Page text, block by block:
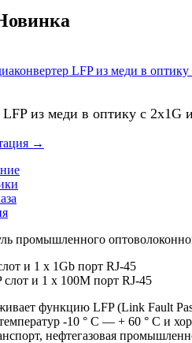
LFP из меди в оптику с
→
промышленного
и 1 x 1Gb порт RJ-45
слот и 1 x 100M порт RJ-45
функцию LFP (Link Fault
-10 ° C — + 60 ° C и
нефтегазовая